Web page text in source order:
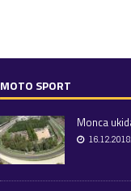
MOTO SPORT
Monca